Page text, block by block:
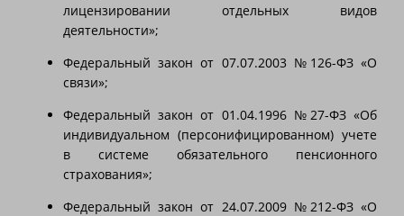
лицензировании отдельных видов
деятельности»;
Федеральный закон от 07.07.2003 №126-ФЗ «О
связи»;
Федеральный закон от 01.04.1996 №27-ФЗ «Об
индивидуальном (персонифицированном) учете
в системе обязательного пенсионного
страхования»;
Федеральный закон от 24.07.2009 №212-ФЗ «О